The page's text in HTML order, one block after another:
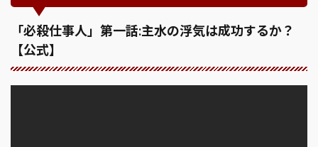
「必殺仕事人」第一話:主水の浮気は成功するか？
【公式】